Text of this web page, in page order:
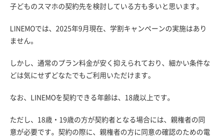
子どものスマホの契約先を検討している方も多いと思います。
LINEMOでは、2025年9月現在、学割キャンペーンの実施はあり
ません。
しかし、通常のプラン料金が安く抑えられており、細かい条件な
どは気にせずどなたでもご利用いただけます。
なお、LINEMOを契約できる年齢は、18歳以上です。
ただし、18歳・19歳の方が契約者となる場合には、親権者の同
意が必要です。契約の際に、親権者の方に同意の確認のための電